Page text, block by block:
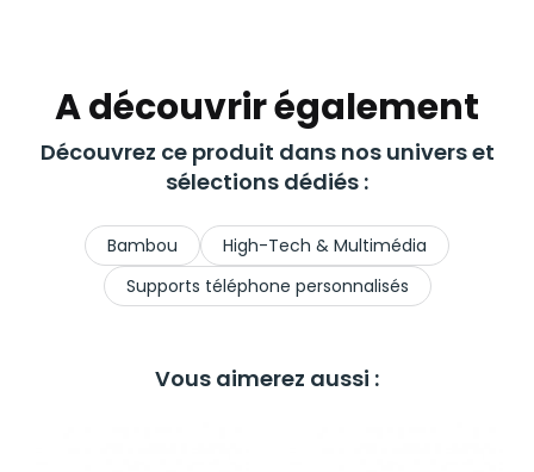
A découvrir également
Découvrez ce produit dans nos univers et
sélections dédiés :
Bambou
High-Tech & Multimédia
Supports téléphone personnalisés
Vous aimerez aussi :